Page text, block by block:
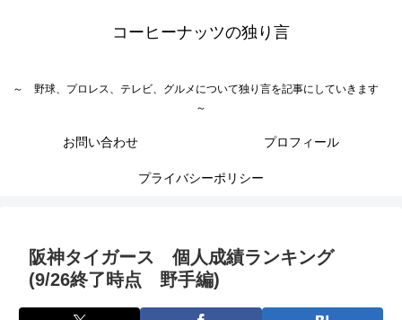
コーヒーナッツの独り言
～ 野球、プロレス、テレビ、グルメについて独り言を記事にしていきます
～
お問い合わせ プロフィール
プライバシーポリシー
阪神タイガース 個人成績ランキング
(9/26終了時点 野手編)